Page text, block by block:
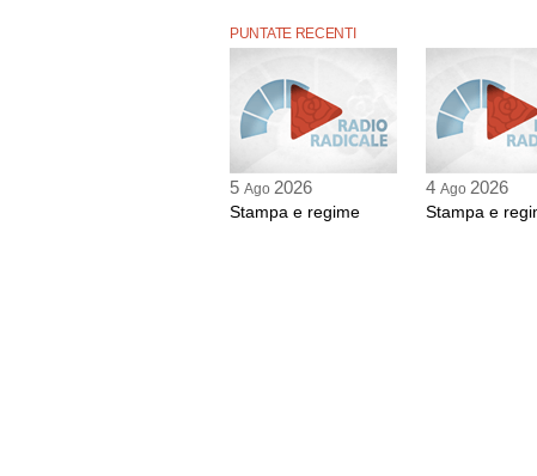
PUNTATE RECENTI
5 Ago 2026
Stampa e regime
4 Ago 2026
Stampa e